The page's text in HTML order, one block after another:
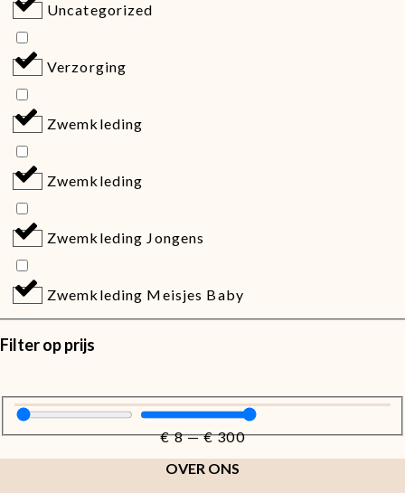
Uncategorized
Verzorging
Zwemkleding
Zwemkleding
Zwemkleding Jongens
Zwemkleding Meisjes Baby
Filter op prijs
€ 8—€ 300
OVER ONS